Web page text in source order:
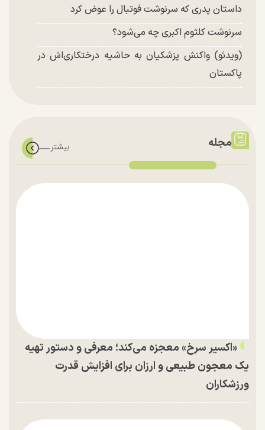
داستان پدری که سرنوشت فوتبال را عوض کرد
سرنوشت کلثوم اکبری چه می‌شود؟
(ویدئو) واکنش پزشکیان به حاشیه درختکاری‌اش در
پاکستان
مجله
«اکسیر سرخ» معجزه می‌کند؛ معرفی و دستور تهیه
یک معجون طبیعی و ارزان برای افزایش قدرت
ورزشکاران